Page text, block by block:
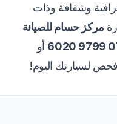
وشفافة وذات
مركز حسام للصيانة
07
أو
لسيارتك اليوم!